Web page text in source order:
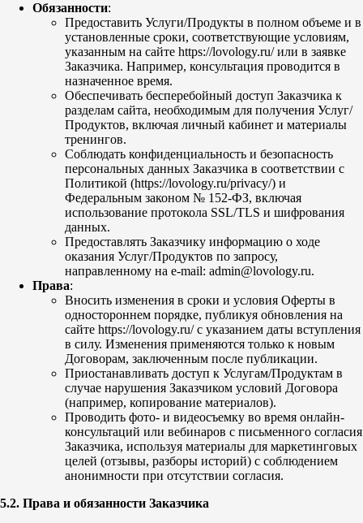
Обязанности:
Предоставить Услуги/Продукты в полном объеме и в
установленные сроки, соответствующие условиям,
указанным на сайте https://lovology.ru/ или в заявке
Заказчика. Например, консультация проводится в
назначенное время.
Обеспечивать бесперебойный доступ Заказчика к
разделам сайта, необходимым для получения Услуг/
Продуктов, включая личный кабинет и материалы
тренингов.
Соблюдать конфиденциальность и безопасность
персональных данных Заказчика в соответствии с
Политикой (https://lovology.ru/privacy/) и
Федеральным законом № 152-ФЗ, включая
использование протокола SSL/TLS и шифрования
данных.
Предоставлять Заказчику информацию о ходе
оказания Услуг/Продуктов по запросу,
направленному на e-mail: admin@lovology.ru.
Права:
Вносить изменения в сроки и условия Оферты в
одностороннем порядке, публикуя обновления на
сайте https://lovology.ru/ с указанием даты вступления
в силу. Изменения применяются только к новым
Договорам, заключенным после публикации.
Приостанавливать доступ к Услугам/Продуктам в
случае нарушения Заказчиком условий Договора
(например, копирование материалов).
Проводить фото- и видеосъемку во время онлайн-
консультаций или вебинаров с письменного согласия
Заказчика, используя материалы для маркетинговых
целей (отзывы, разборы историй) с соблюдением
анонимности при отсутствии согласия.
5.2. Права и обязанности Заказчика